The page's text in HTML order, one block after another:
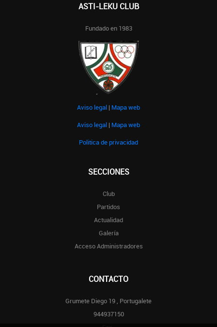
ASTI-LEKU CLUB
Fundado en 1983
Aviso legal | Mapa web
Aviso legal | Mapa web
Politica de privacidad
SECCIONES
Club
Partidos
Actualidad
Galería
Acceso Administradores
CONTACTO
Grumete Diego 19 , Portugalete
944937150